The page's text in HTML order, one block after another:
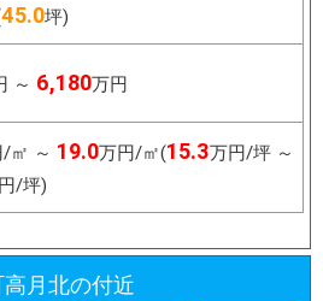
45.0坪)
～ 6,180万円
㎡ ～ 19.0万円/㎡(15.3万円/坪 ～
/坪)
月北の付近